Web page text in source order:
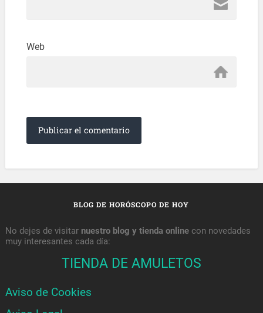
Web
BLOG DE HORÓSCOPO DE HOY
No dejes de visitar nuestro blog y tienda onlinecon novedades
muy interesantes cada día:
TIENDA DE AMULETOS
Aviso de Cookies